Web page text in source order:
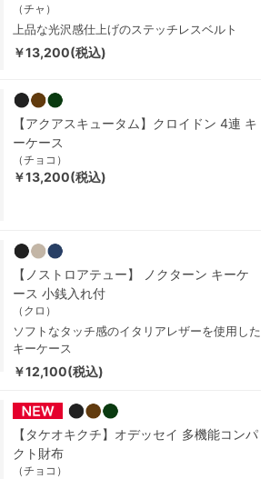
（チャ）
上品な光沢感仕上げのステッチレスベルト
￥13,200(税込)
【アクアスキュータム】クロイドン 4連 キ
ーケース
（チョコ）
￥13,200(税込)
【ノストロアテュー】 ノクターン キーケ
ース 小銭入れ付
（クロ）
ソフトなタッチ感のイタリアレザーを使用した
キーケース
￥12,100(税込)
【タケオキクチ】オデッセイ 多機能コンパ
クト財布
（チョコ）